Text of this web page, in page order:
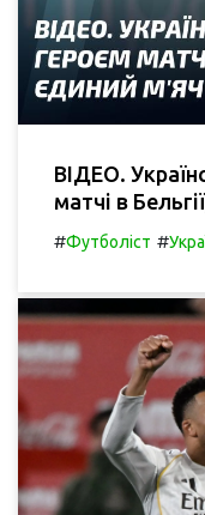
ВІДЕО.
матчі в
#Футболіст #